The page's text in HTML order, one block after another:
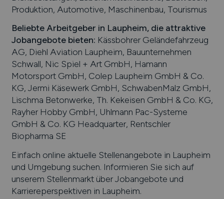
Produktion, Automotive, Maschinenbau, Tourismus
Beliebte Arbeitgeber in Laupheim, die attraktive
Jobangebote bieten: Kässbohrer Geländefahrzeug
AG, Diehl Aviation Laupheim, Bauunternehmen
Schwall, Nic Spiel + Art GmbH, Hamann
Motorsport GmbH, Colep Laupheim GmbH & Co.
KG, Jermi Käsewerk GmbH, SchwabenMalz GmbH,
Lischma Betonwerke, Th. Kekeisen GmbH & Co. KG,
Rayher Hobby GmbH, Uhlmann Pac-Systeme
GmbH & Co. KG Headquarter, Rentschler
Biopharma SE
Einfach online aktuelle Stellenangebote in Laupheim
und Umgebung suchen. Informieren Sie sich auf
unserem Stellenmarkt über Jobangebote und
Karriereperspektiven in Laupheim.